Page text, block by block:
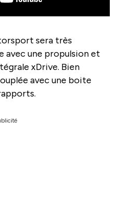
sera très
avec une propulsion et
xDrive. Bien
avec une boite